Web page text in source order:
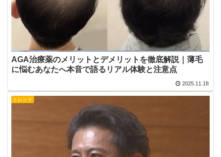
AGA治療薬のメリットとデメリットを徹底解説｜薄毛
に悩むあなたへ本音で語るリアル体験と注意点
2025.11.18
トレンド